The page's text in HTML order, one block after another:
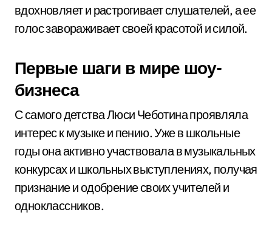
вдохновляет и растрогивает слушателей, а ее
голос завораживает своей красотой и силой.
Первые шаги в мире шоу-
бизнеса
С самого детства Люси Чеботина проявляла
интерес к музыке и пению. Уже в школьные
годы она активно участвовала в музыкальных
конкурсах и школьных выступлениях, получая
признание и одобрение своих учителей и
одноклассников.